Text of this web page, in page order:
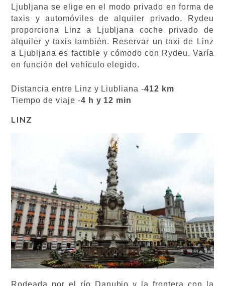
Ljubljana se elige en el modo privado en forma de
taxis y automóviles de alquiler privado. Rydeu
proporciona Linz a Ljubljana coche privado de
alquiler y taxis también. Reservar un taxi de Linz
a Ljubljana es factible y cómodo con Rydeu. Varía
en función del vehículo elegido.
Distancia entre Linz y Liubliana -412 km
Tiempo de viaje -4 h y 12 min
LINZ
Rodeada por el río Danubio y la frontera con la